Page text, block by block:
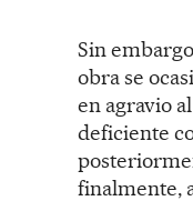
Sin
obra se
en agravio
deficiente
finalmente,